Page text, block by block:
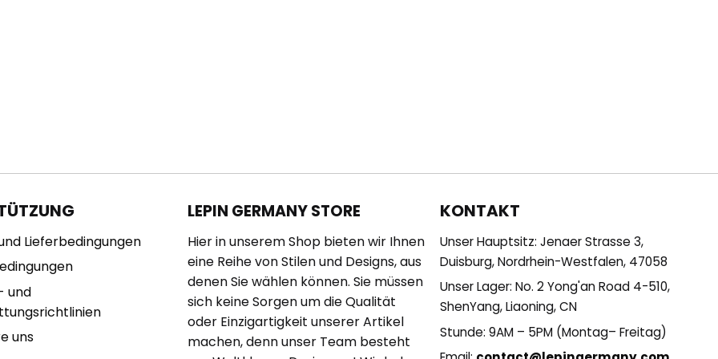
Lieferbedingungen
und
uns
LEPIN GERMANY STORE
Hier in unserem Shop bieten wir Ihnen
eine Reihe von Stilen und Designs, aus
denen Sie wählen können. Sie müssen
sich keine Sorgen um die Qualität
oder Einzigartigkeit unserer Artikel
machen, denn unser Team besteht
KONTAKT
Unser Hauptsitz: Jenaer Strasse 3,
Duisburg, Nordrhein-Westfalen, 47058
Unser Lager: No. 2 Yong'an Road 4-510,
ShenYang, Liaoning, CN
Stunde: 9AM – 5PM (Montag– Freitag)